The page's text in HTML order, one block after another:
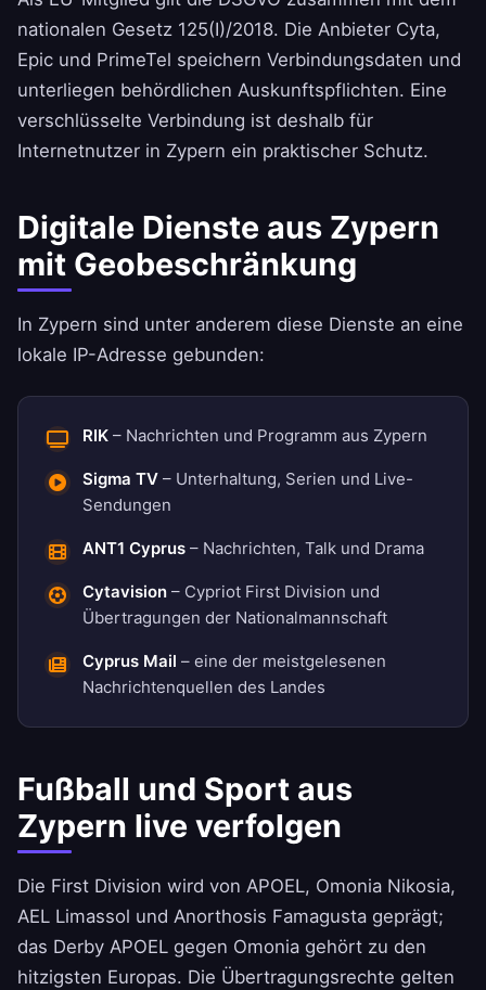
nationalen Gesetz 125(I)/2018. Die Anbieter Cyta,
Epic und PrimeTel speichern Verbindungsdaten und
unterliegen behördlichen Auskunftspflichten. Eine
verschlüsselte Verbindung ist deshalb für
Internetnutzer in Zypern ein praktischer Schutz.
Digitale Dienste aus Zypern
mit Geobeschränkung
In Zypern sind unter anderem diese Dienste an eine
lokale IP-Adresse gebunden:
RIK – Nachrichten und Programm aus Zypern
Sigma TV – Unterhaltung, Serien und Live-
Sendungen
ANT1 Cyprus – Nachrichten, Talk und Drama
Cytavision – Cypriot First Division und
Übertragungen der Nationalmannschaft
Cyprus Mail – eine der meistgelesenen
Nachrichtenquellen des Landes
Fußball und Sport aus
Zypern live verfolgen
Die First Division wird von APOEL, Omonia Nikosia,
AEL Limassol und Anorthosis Famagusta geprägt;
das Derby APOEL gegen Omonia gehört zu den
hitzigsten Europas. Die Übertragungsrechte gelten